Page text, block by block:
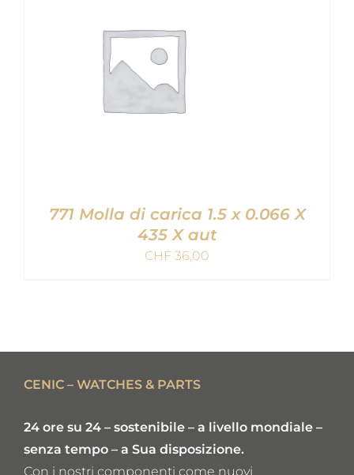
771 Molla di carica 1.5 x 0.066 X
435 X aut
CHF 36,00
CENIC – WATCHES & PARTS
24 ore su 24 – sostenibile – a livello mondiale –
senza tempo – a Sua disposizione.
Con i nostri componenti come nuovi